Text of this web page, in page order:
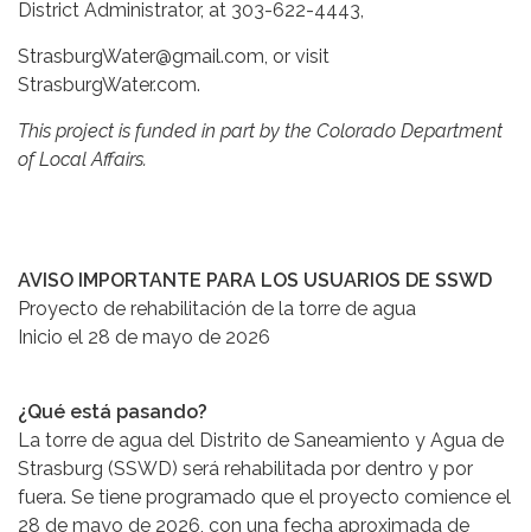
District Administrator, at 303-622-4443,
StrasburgWater@gmail.com, or visit
StrasburgWater.com.
This project is funded in part by the Colorado Department
of Local Affairs.
AVISO IMPORTANTE PARA LOS USUARIOS DE SSWD
Proyecto de rehabilitación de la torre de agua
Inicio el 28 de mayo de 2026
¿Qué está pasando?
La torre de agua del Distrito de Saneamiento y Agua de
Strasburg (SSWD) será rehabilitada por dentro y por
fuera. Se tiene programado que el proyecto comience el
28 de mayo de 2026, con una fecha aproximada de